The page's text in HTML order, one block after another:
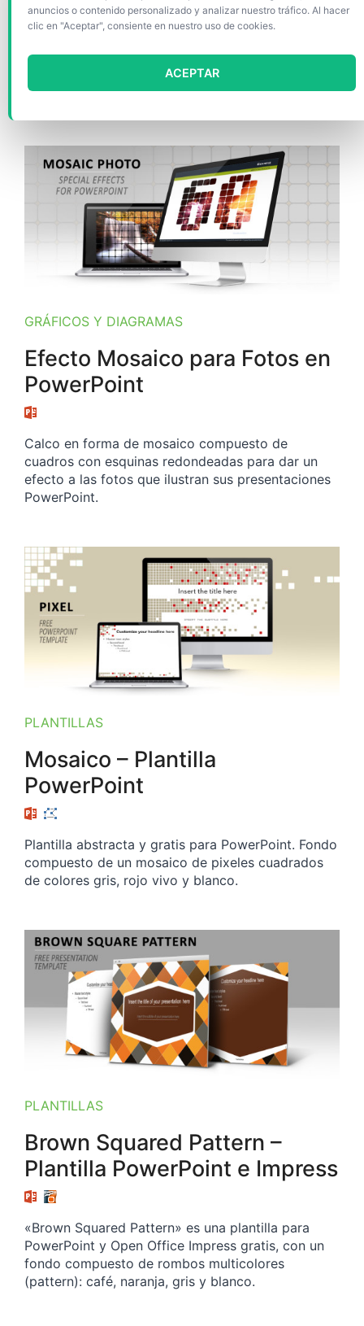
anuncios o contenido personalizado y analizar nuestro tráfico. Al hacer
clic en "Aceptar", consiente en nuestro uso de cookies.
ACEPTAR
Impress. Representa una forma de origami (o
papiroflexia) azul sobre fondo blanco y degradado
de gris.
GRÁFICOS Y DIAGRAMAS
Efecto Mosaico para Fotos en
PowerPoint
Calco en forma de mosaico compuesto de
cuadros con esquinas redondeadas para dar un
efecto a las fotos que ilustran sus presentaciones
PowerPoint.
PLANTILLAS
Mosaico – Plantilla
PowerPoint
Plantilla abstracta y gratis para PowerPoint. Fondo
compuesto de un mosaico de pixeles cuadrados
de colores gris, rojo vivo y blanco.
PLANTILLAS
Brown Squared Pattern –
Plantilla PowerPoint e Impress
«Brown Squared Pattern» es una plantilla para
PowerPoint y Open Office Impress gratis, con un
fondo compuesto de rombos multicolores
(pattern): café, naranja, gris y blanco.